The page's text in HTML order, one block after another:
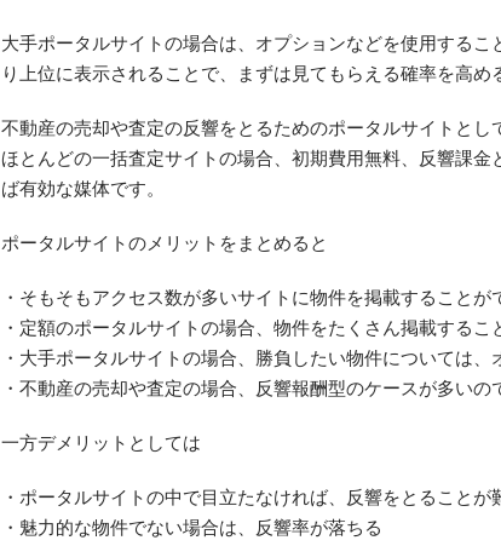
大手ポータルサイトの場合は、オプションなどを使用する
り上位に表示されることで、まずは見てもらえる確率を高め
不動産の売却や査定の反響をとるためのポータルサイトとし
ほとんどの一括査定サイトの場合、初期費用無料、反響課
ば有効な媒体です。
ポータルサイトのメリットをまとめると
・そもそもアクセス数が多いサイトに物件を掲載することが
・定額のポータルサイトの場合、物件をたくさん掲載するこ
・大手ポータルサイトの場合、勝負したい物件については
・不動産の売却や査定の場合、反響報酬型のケースが多い
一方デメリットとしては
・ポータルサイトの中で目立たなければ、反響をとることが
・魅力的な物件でない場合は、反響率が落ちる